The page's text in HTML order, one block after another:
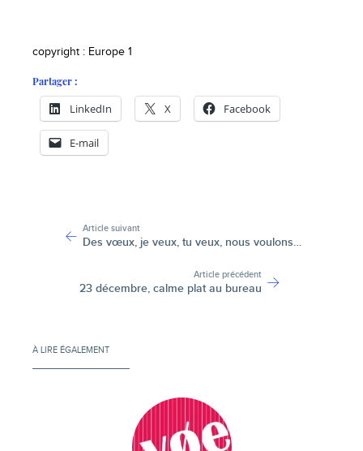
copyright : Europe 1
Partager :
LinkedIn X Facebook
E-mail
Article suivant
Des vœux, je veux, tu veux, nous voulons…
Article précédent
23 décembre, calme plat au bureau
À LIRE ÉGALEMENT